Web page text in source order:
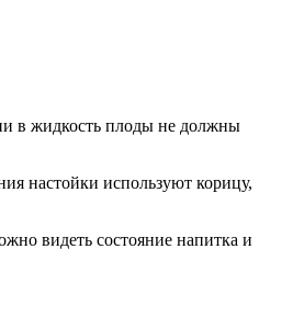
в жидкость плоды не должны
настойки используют корицу,
видеть состояние напитка и